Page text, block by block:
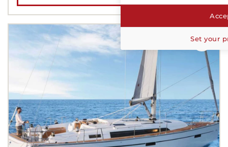
Set your